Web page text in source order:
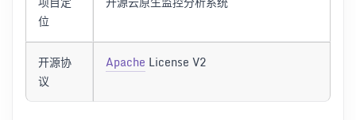
位
开源协
议
Apache License V2